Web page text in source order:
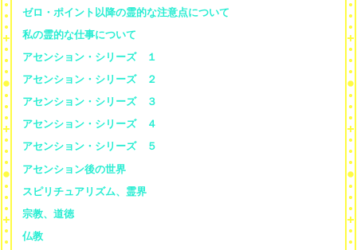
ゼロ・ポイント以降の霊的な注意点について
私の霊的な仕事について
アセンション・シリーズ １
アセンション・シリーズ ２
アセンション・シリーズ ３
アセンション・シリーズ ４
アセンション・シリーズ ５
アセンション後の世界
スピリチュアリズム、霊界
宗教、道徳
仏教